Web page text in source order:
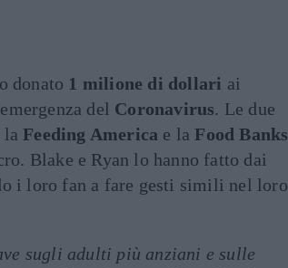
donato 1 milione di dollari ai
del Coronavirus. Le due
laFeeding America e laFood Banks
Blake e Ryan lo hanno fatto dai
i loro fan a fare gesti simili nel loro
sugli adulti più anziani e sulle